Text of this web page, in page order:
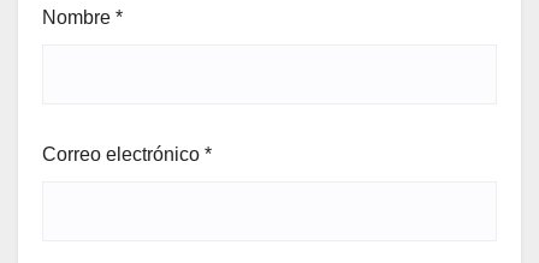
Nombre *
Correo electrónico *